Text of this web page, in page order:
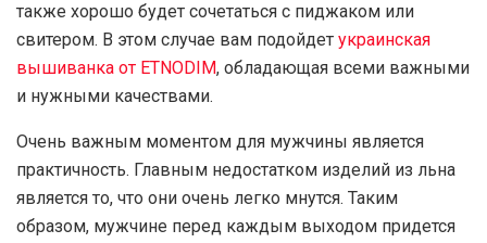
также хорошо будет сочетаться с пиджаком или
свитером. В этом случае вам подойдет украинская
вышиванка от ETNODIM, обладающая всеми важными
и нужными качествами.
Очень важным моментом для мужчины является
практичность. Главным недостатком изделий из льна
является то, что они очень легко мнутся. Таким
образом, мужчине перед каждым выходом придется